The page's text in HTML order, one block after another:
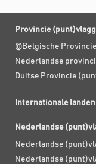
Provincie
@Belgische
Nederlandse
Duitse Provincie
Internationale
Nederlandse
Nederlandse
Nederlandse